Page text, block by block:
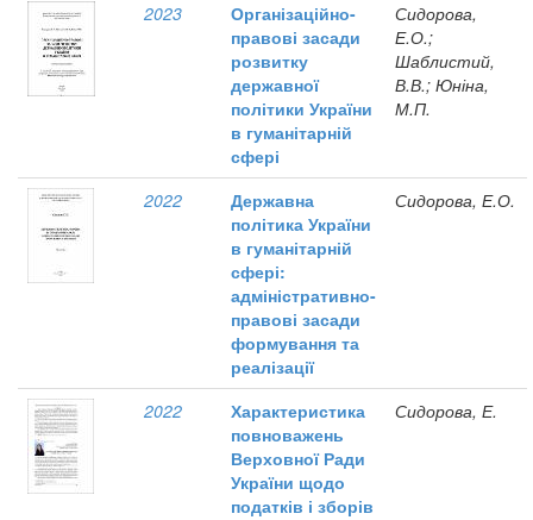
2023
Організаційно-
правові засади
розвитку
державної
політики України
в гуманітарній
сфері
Сидорова,
Е.О.;
Шаблистий,
В.В.; Юніна,
М.П.
2022
Державна
політика України
в гуманітарній
сфері:
адміністративно-
правові засади
формування та
реалізації
Сидорова, Е.О.
2022
Характеристика
повноважень
Верховної Ради
України щодо
податків і зборів
Сидорова, Е.